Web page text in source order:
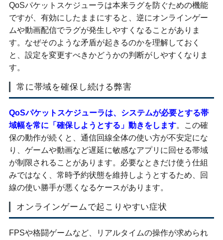
QoSパケットスケジューラは本来ラグを防ぐための機能
ですが、有効にしたままにすると、逆にオンラインゲー
ムや動画配信でラグが発生しやすくなることがありま
す。なぜそのような矛盾が起きるのかを理解しておく
と、設定を変更すべきかどうかの判断がしやすくなりま
す。
常に帯域を確保し続ける弊害
QoSパケットスケジューラは、システムが必要とする帯
域幅を常に「確保しようとする」動きをします。この確
保の動作が続くと、通信回線全体の使い方が不安定にな
り、ゲームや動画など遅延に敏感なアプリに回せる帯域
が制限されることがあります。必要なときだけ使う仕組
みではなく、常時予約状態を維持しようとするため、回
線の使い勝手が悪くなるケースがあります。
オンラインゲームで起こりやすい症状
FPSや格闘ゲームなど、リアルタイムの操作が求められ